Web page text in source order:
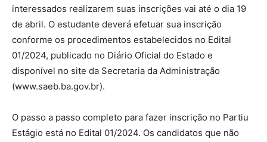
interessados realizarem suas inscrições vai até o dia 19
de abril. O estudante deverá efetuar sua inscrição
conforme os procedimentos estabelecidos no Edital
01/2024, publicado no Diário Oficial do Estado e
disponível no site da Secretaria da Administração
(www.saeb.ba.gov.br).
O passo a passo completo para fazer inscrição no Partiu
Estágio está no Edital 01/2024. Os candidatos que não